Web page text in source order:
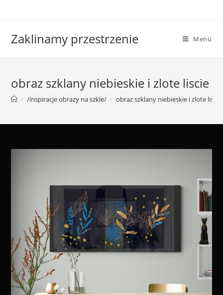
Zaklinamy przestrzenie Menu
obraz szklany niebieskie i zlote liscie
> /inspiracje obrazy na szkle/ > obraz szklany niebieskie i zlote liscie